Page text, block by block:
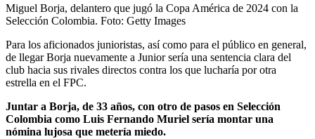
Miguel Borja, delantero que jugó la Copa América de 2024 con la
Selección Colombia. Foto: Getty Images
Para los aficionados junioristas, así como para el público en general,
de llegar Borja nuevamente a Junior sería una sentencia clara del
club hacia sus rivales directos contra los que lucharía por otra
estrella en el FPC.
Juntar a Borja, de 33 años, con otro de pasos en Selección
Colombia como Luis Fernando Muriel sería montar una
nómina lujosa que metería miedo.